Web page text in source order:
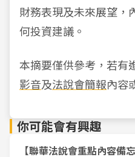
財務表現及未來展望，
何投資建議。
本摘要僅供參考，若有
影音及法說會簡報內容
你可能會有興趣
【聯華法說會重點內容備